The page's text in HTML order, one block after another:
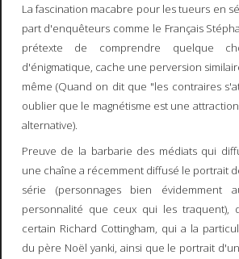
La fascination macabre pour les tueurs en
part d'enquêteurs comme le Français
prétexte de comprendre quelque
d'énigmatique, cache une perversion
même (Quand on dit que "les contraires
oublier que le magnétisme est une
alternative).
Preuve de la barbarie des médiats qui
une chaîne a récemment diffusé le portrait
série (personnages bien évidemment
personnalité que ceux qui les traquent),
certain Richard Cottingham, qui a la
du père Noël yanki, ainsi que le portrait